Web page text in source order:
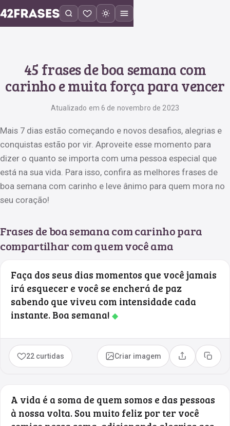
45 frases de boa semana com
carinho e muita força para vencer
Atualizado em 6 de novembro de 2023
Mais 7 dias estão começando e novos desafios, alegrias e
conquistas estão por vir. Aproveite esse momento para
dizer o quanto se importa com uma pessoa especial que
está na sua vida. Para isso, confira as melhores frases de
boa semana com carinho e leve ânimo para quem mora no
seu coração!
Frases de boa semana com carinho para
compartilhar com quem você ama
Faça dos seus dias momentos que você jamais
irá esquecer e você se encherá de paz
sabendo que viveu com intensidade cada
instante. Boa semana! ◆
22 curtidas Criar imagem Compartilhar
Copiar
A vida é a soma de quem somos e das pessoas
à nossa volta. Sou muito feliz por ter você